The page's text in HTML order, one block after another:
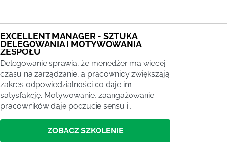
EXCELLENT MANAGER - SZTUKA
DELEGOWANIA I MOTYWOWANIA
ZESPOŁU
Delegowanie sprawia, że menedżer ma więcej
czasu na zarządzanie, a pracownicy zwiększają
zakres odpowiedzialności co daje im
satysfakcję. Motywowanie, zaangażowanie
pracowników daje poczucie sensu i…
ZOBACZ SZKOLENIE